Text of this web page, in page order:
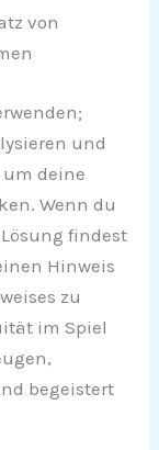
von
und
deine
Wenn du
findest
Hinweis
zu
im Spiel
begeistert